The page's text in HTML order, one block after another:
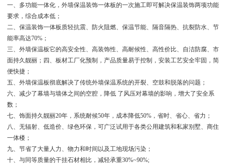
一、多功能一体化，外墙保温装饰一体板的一次施工即可解决保温装饰两项功能
要求，综合成本低；
二、保温装饰一体板质轻抗震、防火阻燃、保温节能、隔音隔热、抗裂防水、节
能率高达70%；
三、外墙保温板它的高安全性、高装饰性、高耐候性、高性价比、自洁防腐、市
面持久靓丽；四、板材工厂化预制，产品质量易于控制，安装工艺安全牢固，简
便快捷；
五、外墙保温板彻底解决了传统外墙保温系统的开裂、空鼓和脱落的问题；
六、减少了幕墙与墙体之间的空腔，降低 了风压对幕墙的影响，增大了安全系
数；
七、饰面持久靓丽20年，系统耐候50年，成本降低50%，省时、省心、省力；
八、无辐射、低造价、绿色环保，可广泛试用于各类公用建筑和私家别墅、商住
一体楼；
九、节省了大量人力、物力和时间以及工地现场污染；
十、与同等质量的干挂石材相比，减轻承重30%~90%;